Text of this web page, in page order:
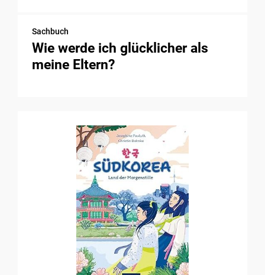
Sachbuch
Wie werde ich glücklicher als
meine Eltern?